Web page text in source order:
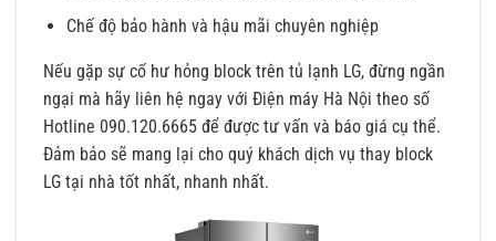
Chế độ bảo hành và hậu mãi chuyên nghiệp
Nếu gặp sự cố hư hỏng block trên tủ lạnh LG, đừng ngần
ngại mà hãy liên hệ ngay với Điện máy Hà Nội theo số
Hotline 090.120.6665 để được tư vấn và báo giá cụ thể.
Đảm bảo sẽ mang lại cho quý khách dịch vụ thay block
LG tại nhà tốt nhất, nhanh nhất.